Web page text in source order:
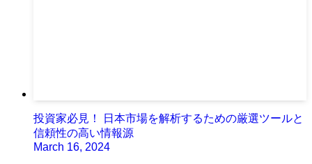
投資家必見！ 日本市場を解析するための厳選ツールと
信頼性の高い情報源
March 16, 2024